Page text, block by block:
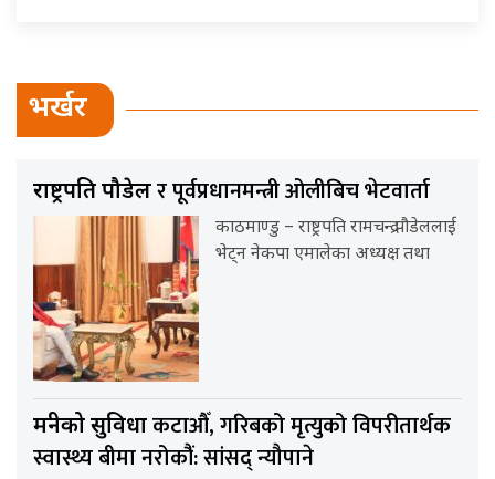
भर्खर
राष्ट्रपति पौडेलर पूर्वप्रधानमन्त्री ओलीबिच भेटवार्ता
काठमाण्डु – राष्ट्रपति रामचन्द्र पौडेललाई
भेट्न नेकपा एमालेका अध्यक्ष तथा
मन्त्रीको सुविधाकटाऔँ, गरिबको मृत्युको विपरीतार्थक
स्वास्थ्य बीमा नरोकौंं: सांसद् न्यौपाने